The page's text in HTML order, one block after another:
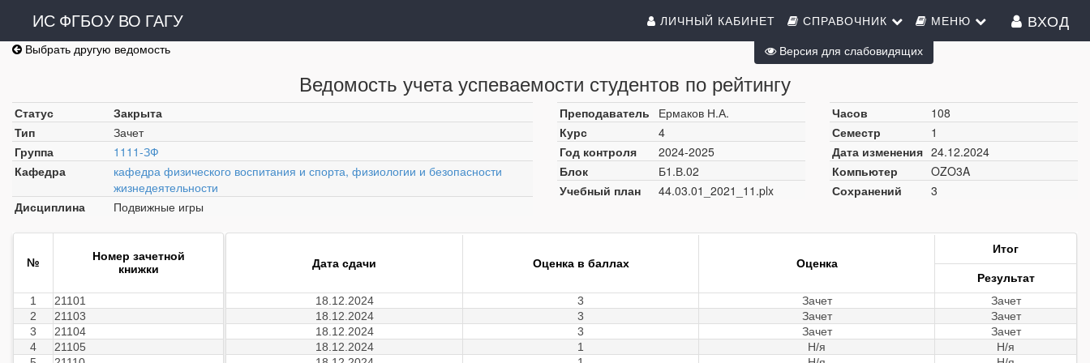
ИС ФГБОУ ВО ГАГУ ЛИЧНЫЙ КАБИНЕТ СПРАВОЧНИК МЕНЮ ВХОД
Выбрать другую ведомость
Ведомость учета успеваемости студентов по рейтингу
Статус
Закрыта
Тип
Зачет
Группа
1111-ЗФ
Кафедра
кафедра физического воспитания и спорта, физиологии и безопасности
жизнедеятельности
Дисциплина
Подвижные игры
Преподаватель
Ермаков Н.А.
Курс
4
Год контроля
2024-2025
Блок
Б1.В.02
Учебный план
44.03.01_2021_11.plx
Часов
108
Семестр
1
Дата изменения 24.12.2024
Компьютер
OZO3A
Сохранений
3
№
Номер зачетной
книжки
1
21101
2
21103
3
21104
4
21105
Дата сдачи Оценка в баллах Оценка
Итог
Результат
18.12.2024
3 Зачет
Зачет
18.12.2024
3 Зачет
Зачет
18.12.2024
3 Зачет
Зачет
18.12.2024
1 Н/я
Н/я
Версия для слабовидящих